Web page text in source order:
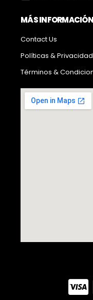
MÁS INFORMACIÓN
Contact Us
Políticas & Privacidad
Términos &